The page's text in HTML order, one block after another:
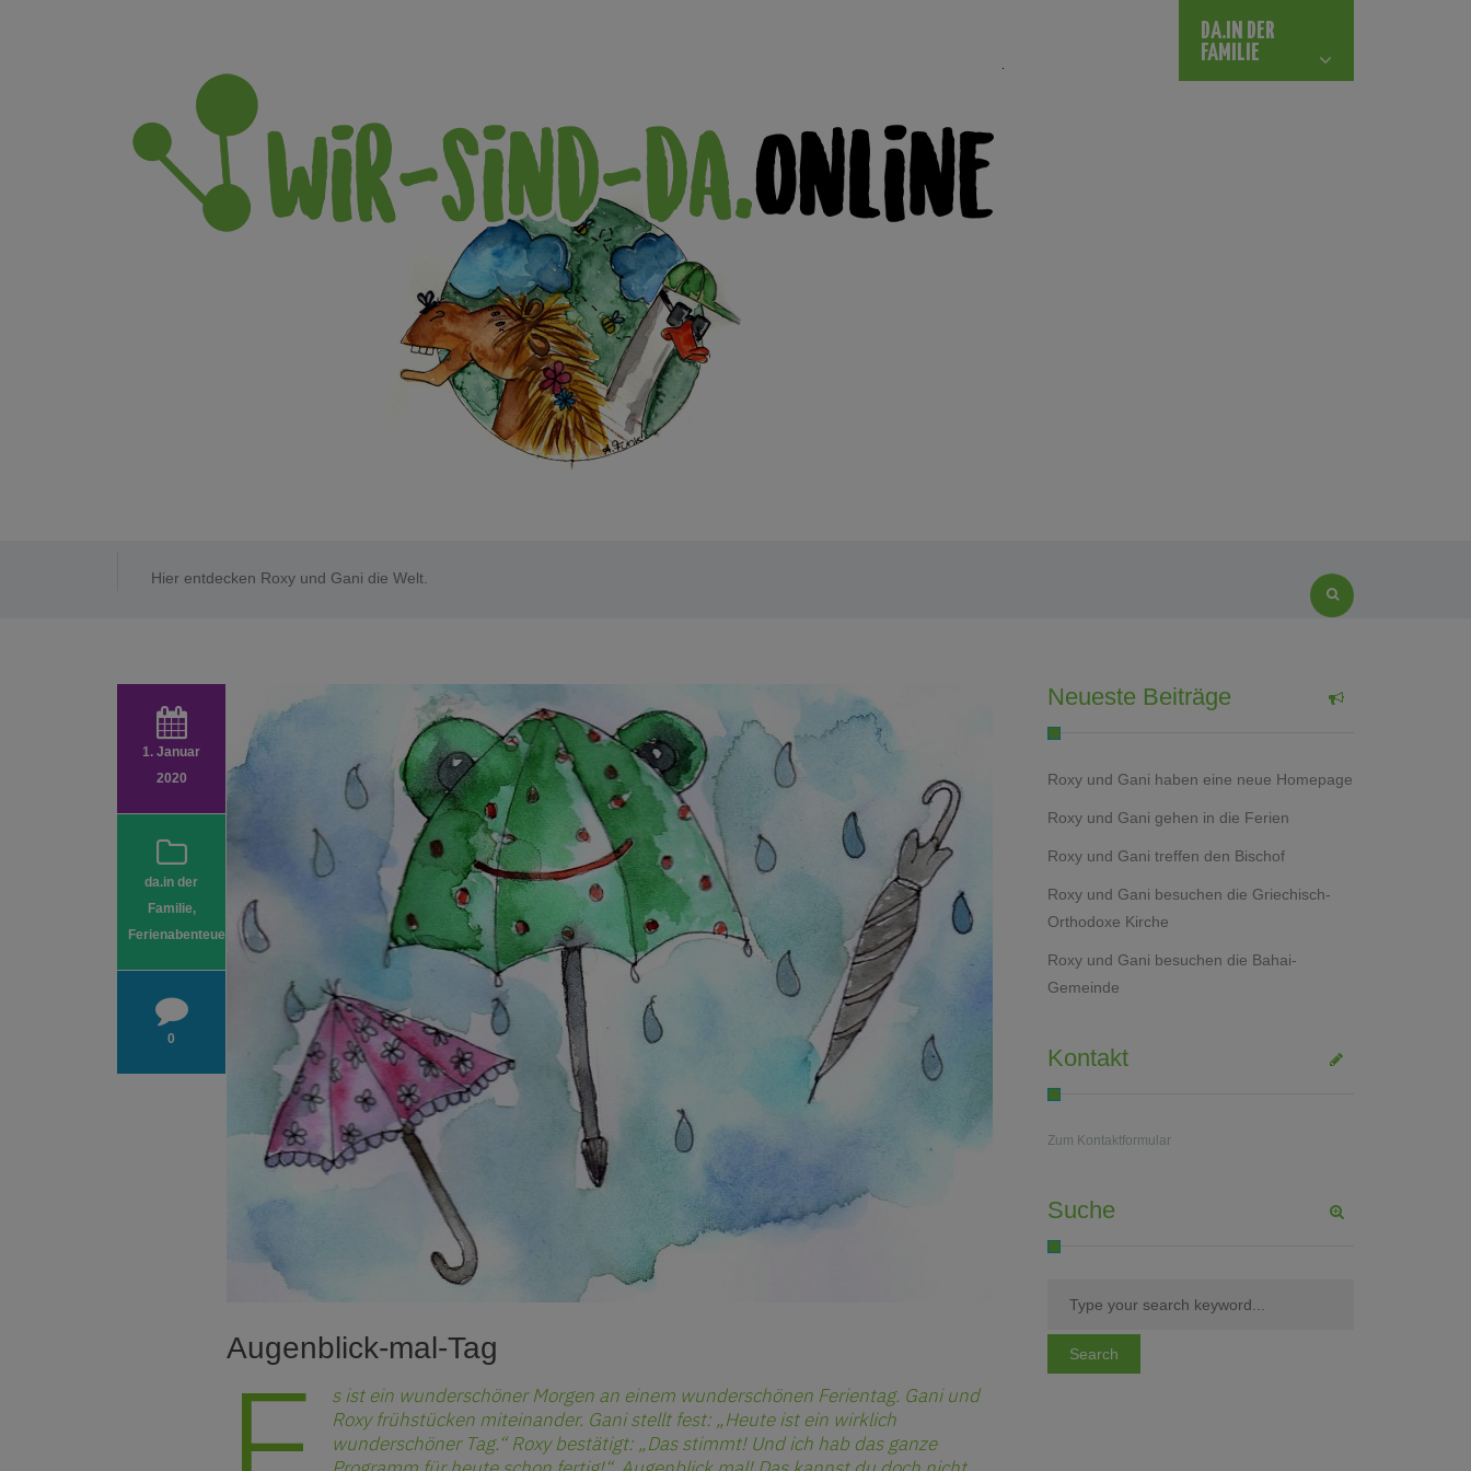
DA.IN DER
FAMILIE
Hier entdecken Roxy und Gani die Welt.
1. Januar
2020
da.in der
Familie,
Ferienabenteuer
0
Augenblick-mal-Tag
s ist ein wunderschöner Morgen an einem wunderschönen Ferientag. Gani und
Roxy frühstücken miteinander. Gani stellt fest: „Heute ist ein wirklich
wunderschöner Tag.“ Roxy bestätigt: „Das stimmt! Und ich hab das ganze
Neueste Beiträge
Roxy und Gani haben eine neue Homepage
Roxy und Gani gehen in die Ferien
Roxy und Gani treffen den Bischof
Roxy und Gani besuchen die Griechisch-
Orthodoxe Kirche
Roxy und Gani besuchen die Bahai-
Gemeinde
Kontakt
Zum Kontaktformular
Suche